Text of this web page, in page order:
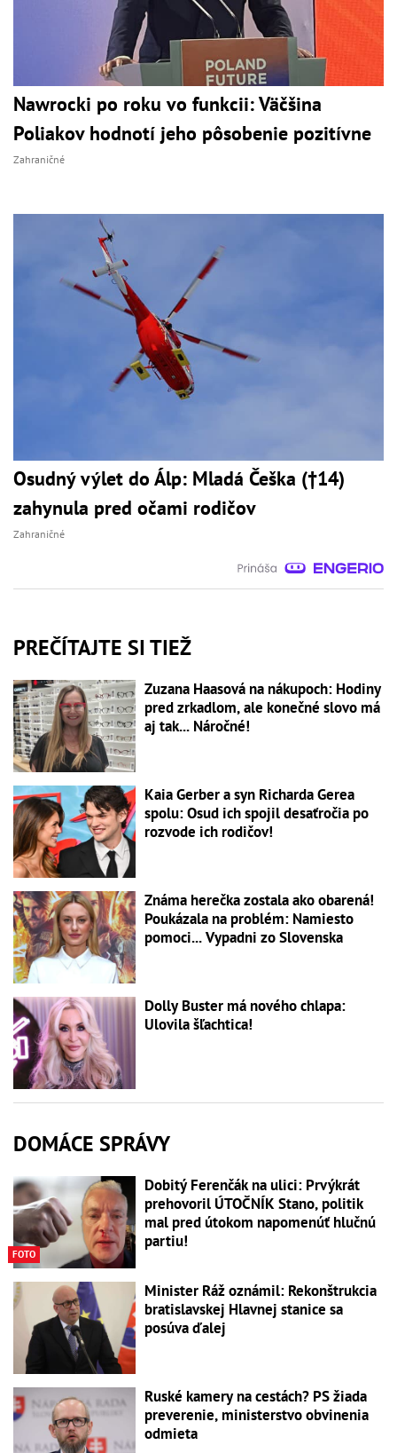
Nawrocki po roku vo funkcii: Väčšina
Poliakov hodnotí jeho pôsobenie pozitívne
Zahraničné
Osudný výlet do Álp: Mladá Češka (†14)
zahynula pred očami rodičov
Zahraničné
PREČÍTAJTE SI TIEŽ
Zuzana Haasová na nákupoch: Hodiny
pred zrkadlom, ale konečné slovo má
aj tak... Náročné!
Kaia Gerber a syn Richarda Gerea
spolu: Osud ich spojil desaťročia po
rozvode ich rodičov!
Známa herečka zostala ako obarená!
Poukázala na problém: Namiesto
pomoci... Vypadni zo Slovenska
Dolly Buster má nového chlapa:
Ulovila šľachtica!
DOMÁCE SPRÁVY
FOTO
Dobitý Ferenčák na ulici: Prvýkrát
prehovoril ÚTOČNÍK Stano, politik
mal pred útokom napomenúť hlučnú
partiu!
Minister Ráž oznámil: Rekonštrukcia
bratislavskej Hlavnej stanice sa
posúva ďalej
Ruské kamery na cestách? PS žiada
preverenie, ministerstvo obvinenia
odmieta